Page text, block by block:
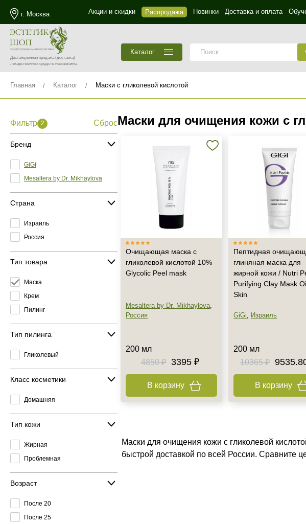
г. Москва Акции и скидки Распродажа Новинки Доставка и оплата
Дистанционная продажа(доставка)
лекарственных средств невозможна
Каталог
Главная Каталог Маски с гликолевой кислотой
Фильтр 2 Сброс
Бренд
GiGi
Mesaltera by Dr. Mikhaylova
Страна
Израиль
Россия
Тип товара
Маска
Крем
Пилинг
Тип пилинга
Гликолевый
Класс косметики
Домашняя
Тип кожи
Жирная
Проблемная
Возраст
После 20
После 25
Маски для очищения кожи с
Очищающая маска с
гликолевой кислотой 10%
Glycolic Peel mask
Mesaltera by Dr. Mikhaylova,
Россия
200 мл
4850 ₽
3395 ₽
В корзину
Пептидная
глиняная маска для
жирной кожи / Nutri
Purifying Clay Mask
Skin
GiGi, Израиль
200 мл
10365 ₽
В корзину
Маски для очищения кожи с гликолевой
быстрой доставкой по всей России. Сравните